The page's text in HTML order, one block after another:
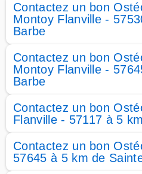
Contactez un bon
Montoy Flanville -
Barbe
Contactez un bon
Montoy Flanville -
Barbe
Contactez un bon
Flanville - 57117 à 5
Contactez un bon
57645 à 5 km de